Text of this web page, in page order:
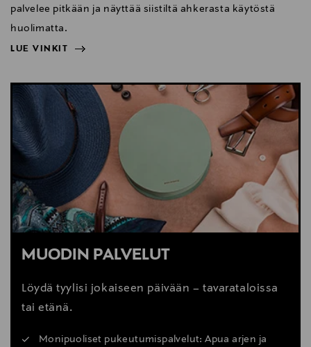
palvelee pitkään ja näyttää siistiltä ahkerasta käytöstä
huolimatta.
LUE VINKIT
LUE VINKIT
MUODIN PALVELUT
Löydä tyylisi jokaiseen päivään – tavarataloissa
tai etänä.
Monipuoliset pukeutumispalvelut: Apua arjen ja